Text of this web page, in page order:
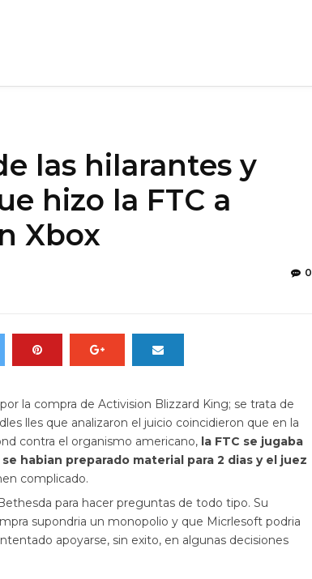
las hilarantes y
hizo la FTC a
Xbox
0
la compra de Activision Blizzard King; se trata de
lles que analizaron el juicio coincidieron que en la
contra el organismo americano, la FTC se jugaba
habian preparado material para 2 dias y el juez
complicado.
para hacer preguntas de todo tipo. Su
supondria un monopolio y que Micrlesoft podria
apoyarse, sin exito, en algunas decisiones